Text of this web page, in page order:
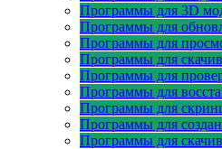
Программы для 3D
Программы для
Программы для
Программы для
Программы для
Программы для
Программы для
Программы для
Программы для